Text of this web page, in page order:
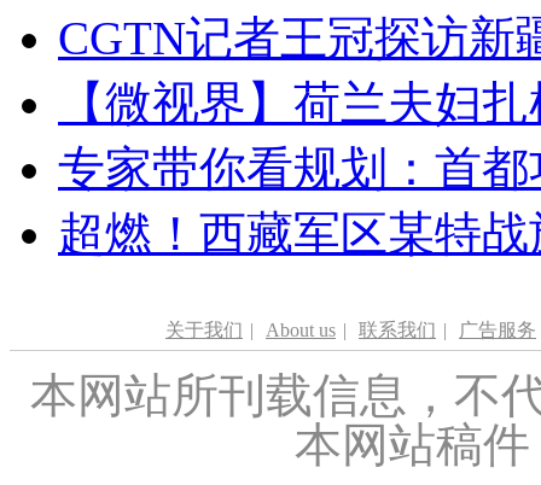
CGTN记者王冠探访新
【微视界】荷兰夫妇
专家带你看规划：首
超燃！西藏军区某特
关于我们 | About us | 联系我们 | 广告服务
本网站所刊载信息，不
本网站稿